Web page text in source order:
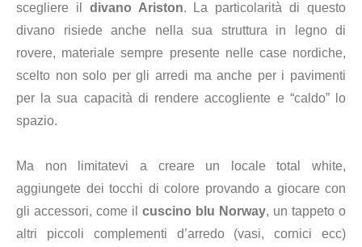
scegliere il divano Ariston. La particolarità di questo
divano risiede anche nella sua struttura in legno di
rovere, materiale sempre presente nelle case nordiche,
scelto non solo per gli arredi ma anche per i pavimenti
per la sua capacità di rendere accogliente e “caldo” lo
spazio.
Ma non limitatevi a creare un locale total white,
aggiungete dei tocchi di colore provando a giocare con
gli accessori, come il cuscino blu Norway, un tappeto o
altri piccoli complementi d’arredo (vasi, cornici ecc)